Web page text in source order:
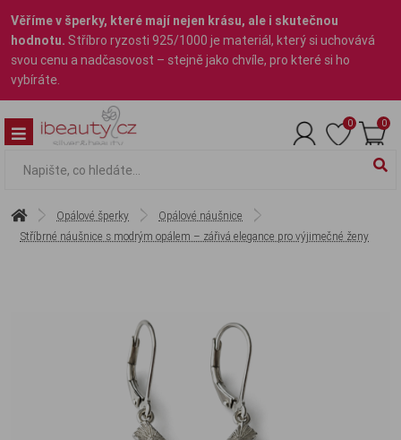
Věříme v šperky, které mají nejen krásu, ale i skutečnou
hodnotu. Stříbro ryzosti 925/1000 je materiál, který si uchovává
svou cenu a nadčasovost – stejně jako chvíle, pro které si ho
vybíráte.
0 0
Opálové šperky
Opálové náušnice
Stříbrné náušnice s modrým opálem – zářivá elegance pro výjimečné ženy